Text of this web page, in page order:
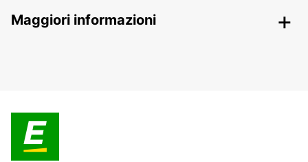
Maggiori informazioni